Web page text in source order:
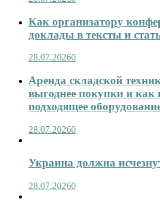
Как организатору
доклады в тексты и
28.07.20260
Аренда складской
выгоднее покупки и как
подходящее
28.07.20260
Украина должна
28.07.20260